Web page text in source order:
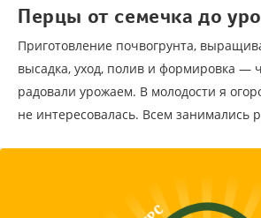
Перцы от семечка до
Приготовление почвогрунта,
высадка, уход, полив и формировка —
радовали урожаем. В молодости я
не интересовалась. Всем занимались